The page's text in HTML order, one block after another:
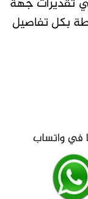
في تقديرات جهة
بكل تفاصيل